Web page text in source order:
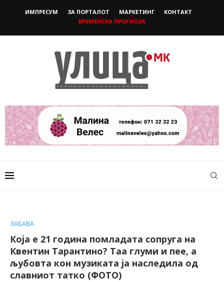
ИМПРЕСУМ ЗА ПОРТАЛОТ МАРКЕТИНГ
КОНТАКТ
ВРЕМЕНСКА ПРОГНОЗА
ЗАБАВА
Која е 21 година помладата сопруга на
Квентин Тарантино? Таа глуми и пее, а
љубовта кон музиката ја наследила од
славниот татко (ФОТО)